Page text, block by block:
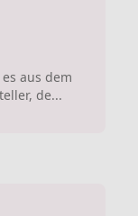
aus dem
de...